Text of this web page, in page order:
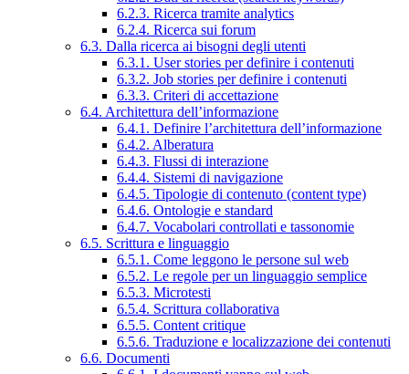
6.2.3. Ricerca tramite analytics
6.2.4. Ricerca sui forum
6.3. Dalla ricerca ai bisogni degli utenti
6.3.1. User stories per definire i contenuti
6.3.2. Job stories per definire i contenuti
6.3.3. Criteri di accettazione
6.4. Architettura dell’informazione
6.4.1. Definire l’architettura dell’informazione
6.4.2. Alberatura
6.4.3. Flussi di interazione
6.4.4. Sistemi di navigazione
6.4.5. Tipologie di contenuto (content type)
6.4.6. Ontologie e standard
6.4.7. Vocabolari controllati e tassonomie
6.5. Scrittura e linguaggio
6.5.1. Come leggono le persone sul web
6.5.2. Le regole per un linguaggio semplice
6.5.3. Microtesti
6.5.4. Scrittura collaborativa
6.5.5. Content critique
6.5.6. Traduzione e localizzazione dei contenuti
6.6. Documenti